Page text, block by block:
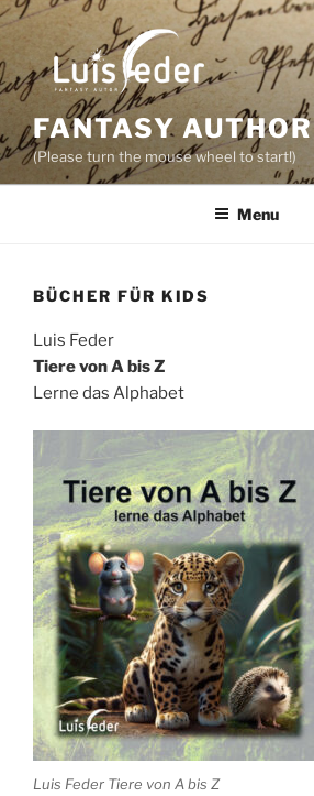
Skip
content
FANTASY AUTHOR
(Please turn the mouse wheel to start!)
Menu
BÜCHER FÜR KIDS
Luis Feder
Tiere von A bis Z
Lerne das Alphabet
Luis Feder Tiere von A bis Z